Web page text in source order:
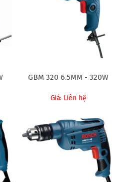
GBM 320 6.5MM - 320W
Giá: Liên hệ